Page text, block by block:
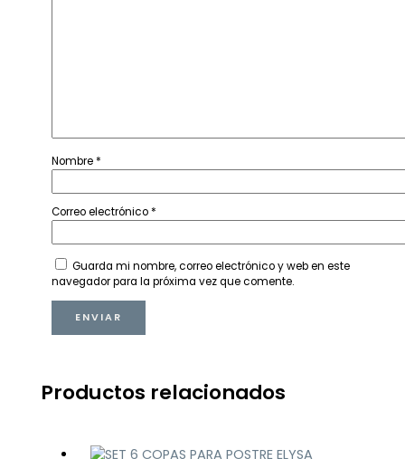
Nombre*
Correo electrónico*
Guarda mi nombre, correo electrónico y web en este
navegador para la próxima vez que comente.
Productos relacionados